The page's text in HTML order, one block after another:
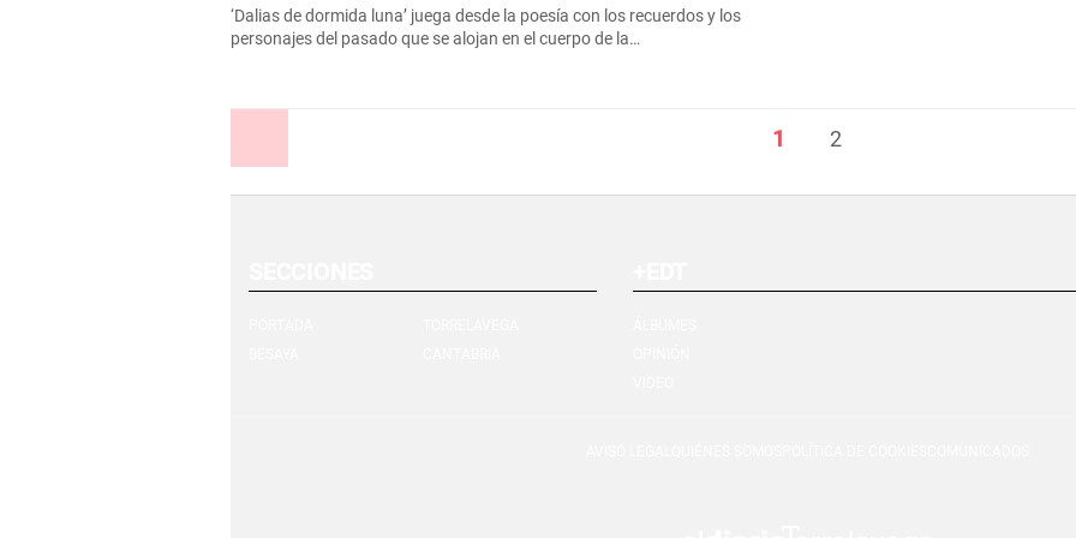
‘Dalias de dormida luna’ juega desde la poesía con los recuerdos y los
personajes del pasado que se alojan en el cuerpo de la…
1 2